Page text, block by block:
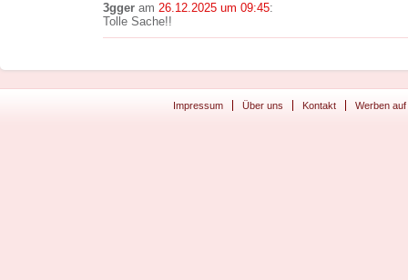
3gger am 26.12.2025 um 09:45:
Tolle Sache!!
Impressum Über uns Kontakt Werben